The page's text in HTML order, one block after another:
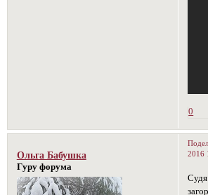
0
2016
Ольга Бабушка
Гуру форума